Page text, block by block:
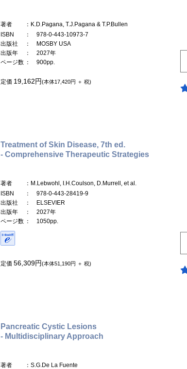
著者
：K.D.Pagana, T.J.Pagana & T.P.Bullen
ISBN
： 978-0-443-10973-7
出版社
： MOSBY USA
出版年
： 2027年
ページ数 ： 900pp.
定価 19,162円(本体17,420円 ＋ 税)
Treatment of Skin Disease, 7th ed.
- Comprehensive Therapeutic Strategies
著者
：M.Lebwohl, I.H.Coulson, D.Murrell, et al.
ISBN
： 978-0-443-28419-9
出版社
： ELSEVIER
出版年
： 2027年
ページ数 ： 1050pp.
定価 56,309円(本体51,190円 ＋ 税)
Pancreatic Cystic Lesions
- Multidisciplinary Approach
著者
：S.G.De La Fuente